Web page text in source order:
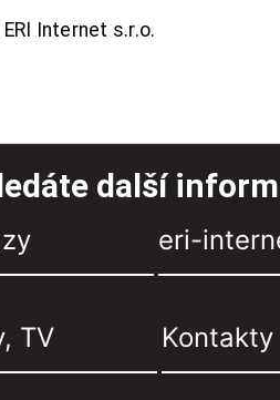
Internet s.r.o.
další
eri-
TV Kontakty